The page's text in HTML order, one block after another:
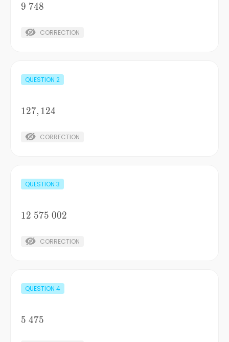
9
9 748
748
CORRECTION
QUESTION 2
127,124
127, 124
CORRECTION
QUESTION 3
12
12 575
575 002
002
CORRECTION
QUESTION 4
5
5 475
475